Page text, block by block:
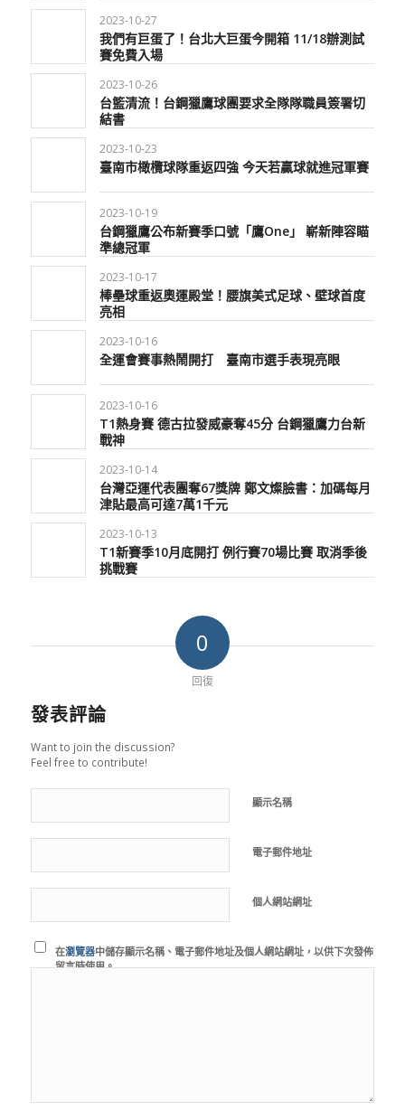
2023-10-27
我們有巨蛋了！台北大巨蛋今開箱 11/18辦測試
賽免費入場
2023-10-26
台籃清流！台鋼獵鷹球團要求全隊隊職員簽署切
結書
2023-10-23
臺南市橄欖球隊重返四強 今天若贏球就進冠軍賽
2023-10-19
台鋼獵鷹公布新賽季口號「鷹One」 嶄新陣容瞄
準總冠軍
2023-10-17
棒壘球重返奧運殿堂！腰旗美式足球、壁球首度
亮相
2023-10-16
全運會賽事熱鬧開打 臺南市選手表現亮眼
2023-10-16
T1熱身賽 德古拉發威豪奪45分 台鋼獵鷹力台新
戰神
2023-10-14
台灣亞運代表團奪67獎牌 鄭文燦臉書：加碼每月
津貼最高可達7萬1千元
2023-10-13
T1新賽季10月底開打 例行賽70場比賽 取消季後
挑戰賽
0
回復
發表評論
Want to join the discussion?
Feel free to contribute!
顯示名稱
電子郵件地址
個人網站網址
在瀏覽器中儲存顯示名稱、電子郵件地址及個人網站網址，以供下次發佈
留言時使用。